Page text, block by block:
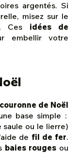
argentés. Si
misez sur le
Ces idées de
embellir votre
couronne de Noël
base simple :
ou le lierre)
de fil de fer.
baies rouges ou